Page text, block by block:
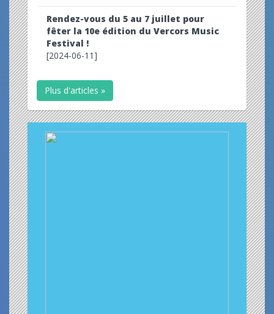
Rendez-vous du 5 au 7 juillet pour
fêter la 10e édition du Vercors Music
Festival !
[2024-06-11]
Plus d'articles »